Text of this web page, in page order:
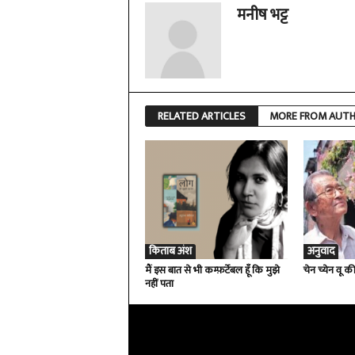
मनीष भट्ट
RELATED ARTICLES MORE FROM
किताब अंश
मैं इस बात से भी कम्फ़र्टेबल हूँ कि मुझे
नहीं पता
अनुवाद
चेन च्येन वू